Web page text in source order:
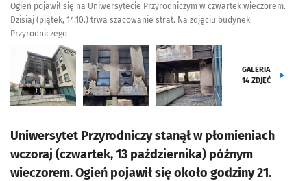
Ogień pojawił się na Uniwersytecie Przyrodniczym w czwartek wieczorem.
Dzisiaj (piątek, 14.10.) trwa szacowanie strat. Na zdjęciu budynek
Przyrodniczego
GALERIA
14 ZDJĘĆ
Uniwersytet Przyrodniczy stanął w płomieniach
wczoraj (czwartek, 13 października) późnym
wieczorem. Ogień pojawił się około godziny 21.